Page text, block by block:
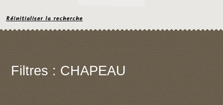
Réinitialiser la recherche
Filtres : CHAPEAU